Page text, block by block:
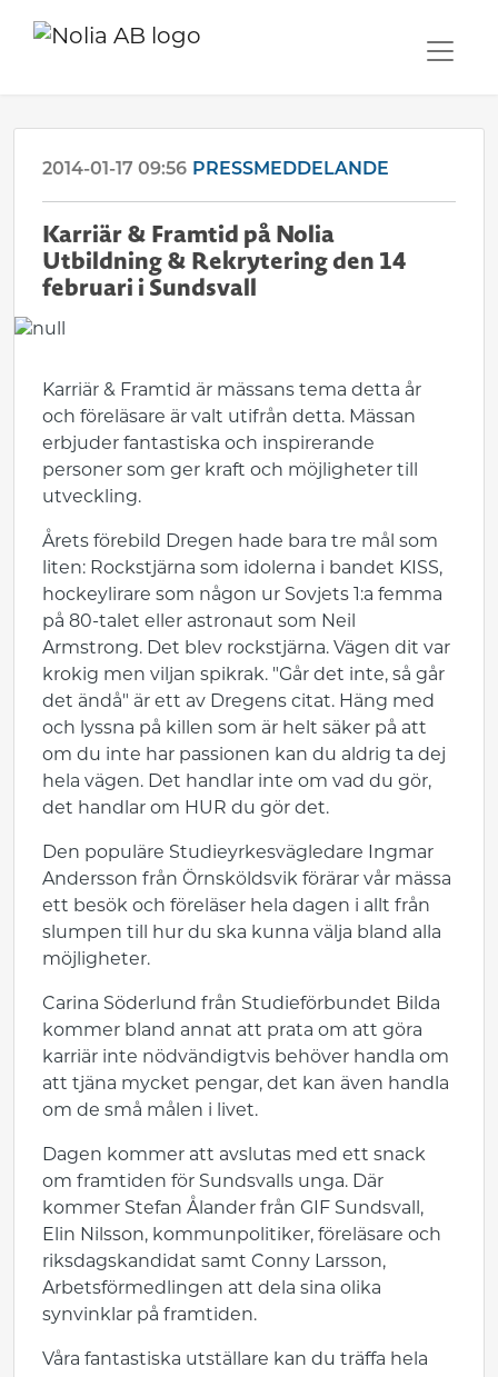
2014-01-17 09:56 PRESSMEDDELANDE
Karriär & Framtid på Nolia
Utbildning & Rekrytering den 14
februari i Sundsvall
Karriär & Framtid är mässans tema detta år
och föreläsare är valt utifrån detta. Mässan
erbjuder fantastiska och inspirerande
personer som ger kraft och möjligheter till
utveckling.
Årets förebild Dregen hade bara tre mål som
liten: Rockstjärna som idolerna i bandet KISS,
hockeylirare som någon ur Sovjets 1:a femma
på 80-talet eller astronaut som Neil
Armstrong. Det blev rockstjärna. Vägen dit var
krokig men viljan spikrak. "Går det inte, så går
det ändå" är ett av Dregens citat. Häng med
och lyssna på killen som är helt säker på att
om du inte har passionen kan du aldrig ta dej
hela vägen. Det handlar inte om vad du gör,
det handlar om HUR du gör det.
Den populäre Studieyrkesvägledare Ingmar
Andersson från Örnsköldsvik förärar vår mässa
ett besök och föreläser hela dagen i allt från
slumpen till hur du ska kunna välja bland alla
möjligheter.
Carina Söderlund från Studieförbundet Bilda
kommer bland annat att prata om att göra
karriär inte nödvändigtvis behöver handla om
att tjäna mycket pengar, det kan även handla
om de små målen i livet.
Dagen kommer att avslutas med ett snack
om framtiden för Sundsvalls unga. Där
kommer Stefan Ålander från GIF Sundsvall,
Elin Nilsson, kommunpolitiker, föreläsare och
riksdagskandidat samt Conny Larsson,
Arbetsförmedlingen att dela sina olika
synvinklar på framtiden.
Våra fantastiska utställare kan du träffa hela